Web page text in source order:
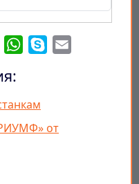
Viber WhatsApp
Skype
от